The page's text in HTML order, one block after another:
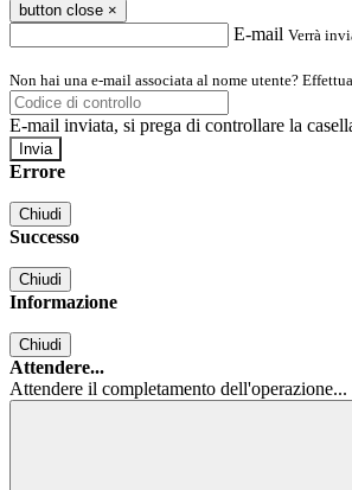
button close ×
E-mail Verrà
Non hai una e-mail associata al nome utente?
E-mail inviata, si prega di controllare la
Errore
Chiudi
Successo
Chiudi
Informazione
Chiudi
Attendere...
Attendere il completamento dell'operazione...